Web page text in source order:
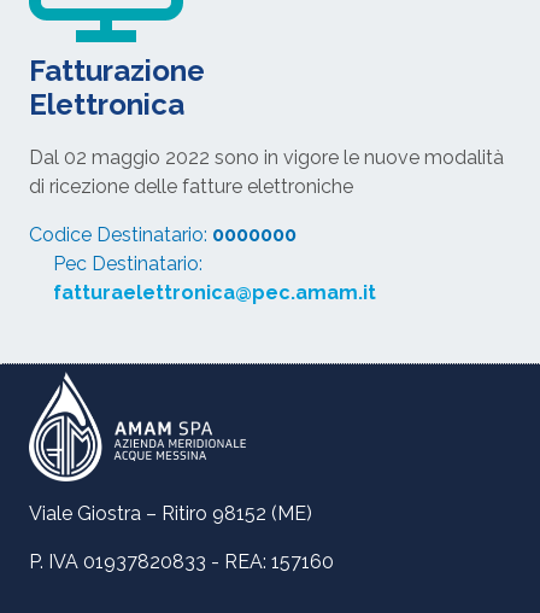
Fatturazione
Elettronica
Dal 02 maggio 2022 sono in vigore le nuove modalità
di ricezione delle fatture elettroniche
Codice Destinatario: 0000000
Pec Destinatario:
fatturaelettronica@pec.amam.it
Viale Giostra – Ritiro 98152 (ME)
P. IVA 01937820833 - REA: 157160